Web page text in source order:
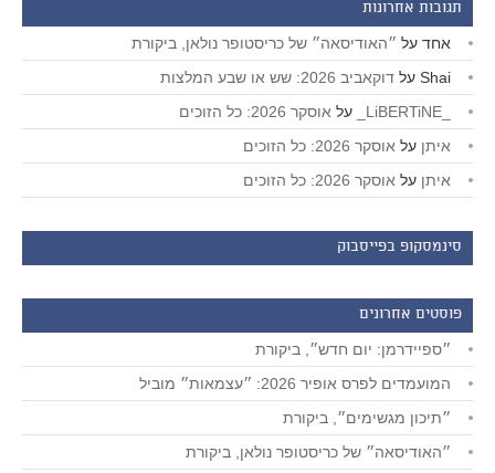
תגובות אחרונות
אחד על ״האודיסאה״ של כריסטופר נולאן, ביקורת
Shai על דוקאביב 2026: שש או שבע המלצות
על אוסקר 2026: כל הזוכים
איתן על אוסקר 2026: כל הזוכים
איתן על אוסקר 2026: כל הזוכים
סינמסקופ בפייסבוק
פוסטים אחרונים
״ספיידרמן: יום חדש״, ביקורת
המועמדים לפרס אופיר 2026: ״עצמאות״ מוביל
״תיכון מגשימים״, ביקורת
״האודיסאה״ של כריסטופר נולאן, ביקורת